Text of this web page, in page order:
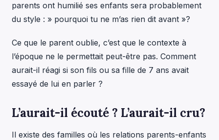
parents ont humilié ses enfants sera probablement
du style : » pourquoi tu ne m’as rien dit avant »?
Ce que le parent oublie, c’est que le contexte à
l’époque ne le permettait peut-être pas. Comment
aurait-il réagi si son fils ou sa fille de 7 ans avait
essayé de lui en parler ?
L’aurait-il écouté ? L’aurait-il cru?
Il existe des familles où les relations parents-enfants